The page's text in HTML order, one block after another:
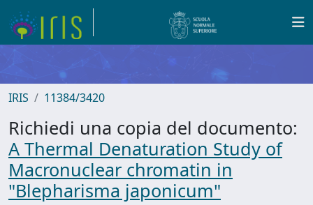
IRIS 11384/3420
Richiedi una copia del documento:
A Thermal Denaturation Study of
Macronuclear chromatin in
"Blepharisma japonicum"